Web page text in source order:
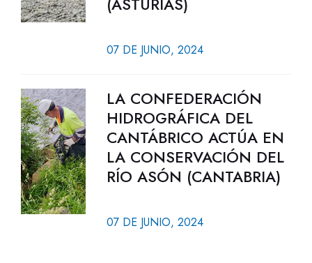
07 DE JUNIO, 2024
LA CONFEDERACIÓN
HIDROGRÁFICA DEL
CANTÁBRICO ACTÚA EN
LA CONSERVACIÓN DEL
RÍO ASÓN (CANTABRIA)
07 DE JUNIO, 2024